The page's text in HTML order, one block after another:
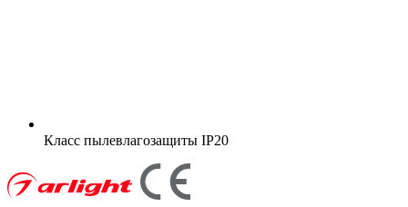
Класс пылевлагозащиты IP20